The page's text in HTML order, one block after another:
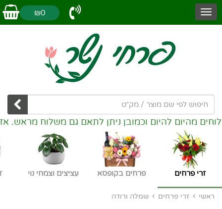
₪0
וכמובן ניתן לתאם גם משלוח מראש. אזורי
זרי פרחים פרחים בקופסא עציצים וצמחי נוי
ראשי זרי פרחים שמלה ורודה